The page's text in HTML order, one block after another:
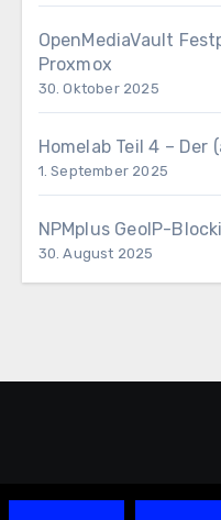
OpenMediaVault
Proxmox
30. Oktober 2025
Homelab Teil 4 –
1. September 2025
NPMplus GeoIP-
30. August 2025